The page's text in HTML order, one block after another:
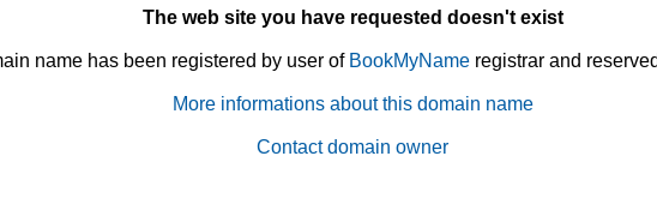
The web site you have requested doesn't exist
name has been registered by user of BookMyName registrar and
More informations about this domain name
Contact domain owner